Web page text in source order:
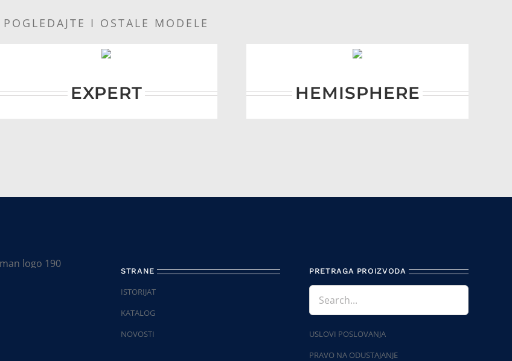
POGLEDAJTE I OSTALE MODELE
EXPERT HEMISPHERE
STRANE
ISTORIJAT
KATALOG
NOVOSTI
PRETRAGA PROIZVODA
USLOVI POSLOVANJA
PRAVO NA ODUSTAJANJE